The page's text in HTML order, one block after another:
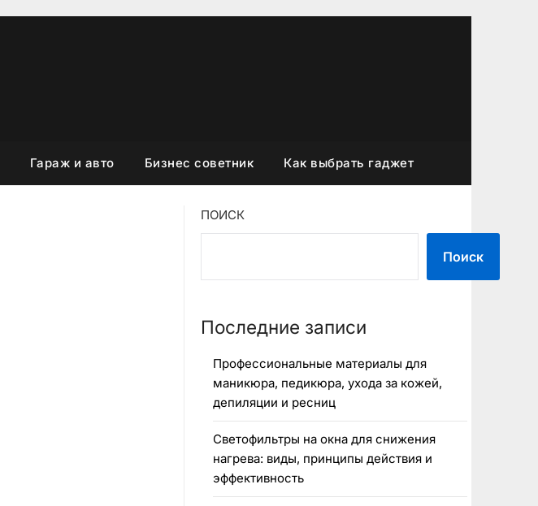
Гараж и авто Бизнес советник Как выбрать гаджет
ПОИСК
Поиск
Последние записи
Профессиональные материалы для
маникюра, педикюра, ухода за кожей,
депиляции и ресниц
Светофильтры на окна для снижения
нагрева: виды, принципы действия и
эффективность